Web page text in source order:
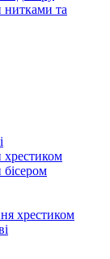
та
хрестиком